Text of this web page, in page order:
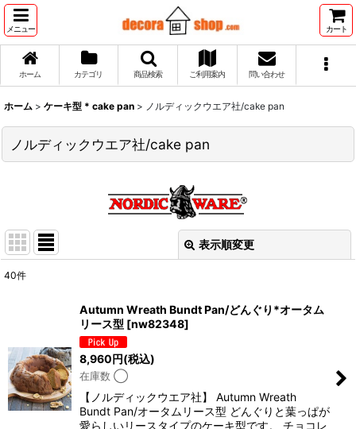
メニュー カート
ホーム カテゴリ 商品検索 ご利用案内 問い合わせ
ホーム > ケーキ型 * cake pan > ノルディックウエア社/cake pan
ノルディックウエア社/cake pan
表示順変更
40件
Autumn Wreath Bundt Pan/どんぐり*オータム
リース型 [nw82348]
8,960円(税込)
在庫数 ◯
【ノルディックウエア社】 Autumn Wreath
Bundt Pan/オータムリース型 どんぐりと葉っぱが
愛らしいリースタイプのケーキ型です。 チョコレ